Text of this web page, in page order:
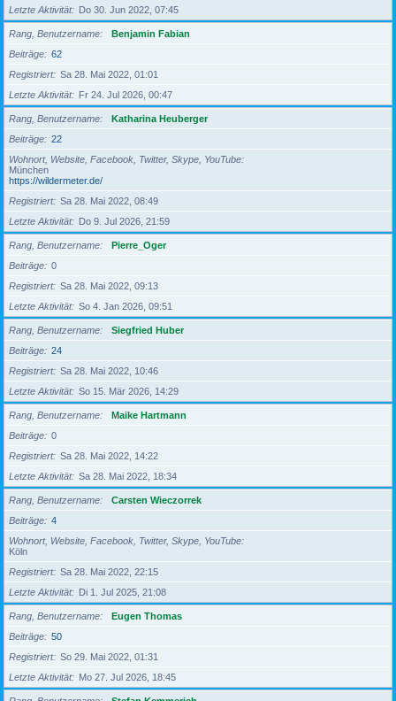
Letzte Aktivität
Do 30. Jun 2022, 07:45
Rang, Benutzername
Benjamin Fabian
Beiträge
62
Registriert
Sa 28. Mai 2022, 01:01
Letzte Aktivität
Fr 24. Jul 2026, 00:47
Rang, Benutzername
Katharina Heuberger
Beiträge
22
Wohnort, Website, Facebook, Twitter, Skype, YouTube
München
https://wildermeter.de/
Registriert
Sa 28. Mai 2022, 08:49
Letzte Aktivität
Do 9. Jul 2026, 21:59
Rang, Benutzername
Pierre_Oger
Beiträge
0
Registriert
Sa 28. Mai 2022, 09:13
Letzte Aktivität
So 4. Jan 2026, 09:51
Rang, Benutzername
Siegfried Huber
Beiträge
24
Registriert
Sa 28. Mai 2022, 10:46
Letzte Aktivität
So 15. Mär 2026, 14:29
Rang, Benutzername
Maike Hartmann
Beiträge
0
Registriert
Sa 28. Mai 2022, 14:22
Letzte Aktivität
Sa 28. Mai 2022, 18:34
Rang, Benutzername
Carsten Wieczorrek
Beiträge
4
Wohnort, Website, Facebook, Twitter, Skype, YouTube
Köln
Registriert
Sa 28. Mai 2022, 22:15
Letzte Aktivität
Di 1. Jul 2025, 21:08
Rang, Benutzername
Eugen Thomas
Beiträge
50
Registriert
So 29. Mai 2022, 01:31
Letzte Aktivität
Mo 27. Jul 2026, 18:45